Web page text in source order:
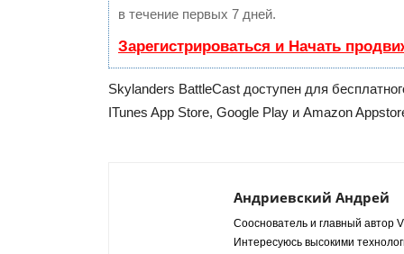
в течение первых 7 дней.
Зарегистрироваться и Начать
Skylanders BattleCast доступен для
ITunes App Store, Google Play и Amazon
Андриевский Андрей
Сооснователь и главный автор
Интересуюсь высокими